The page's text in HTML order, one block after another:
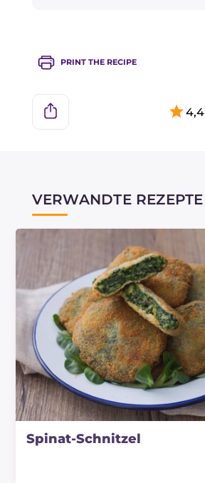
PRINT THE RECIPE
4,4
VERWANDTE REZEPTE
Spinat-Schnitzel